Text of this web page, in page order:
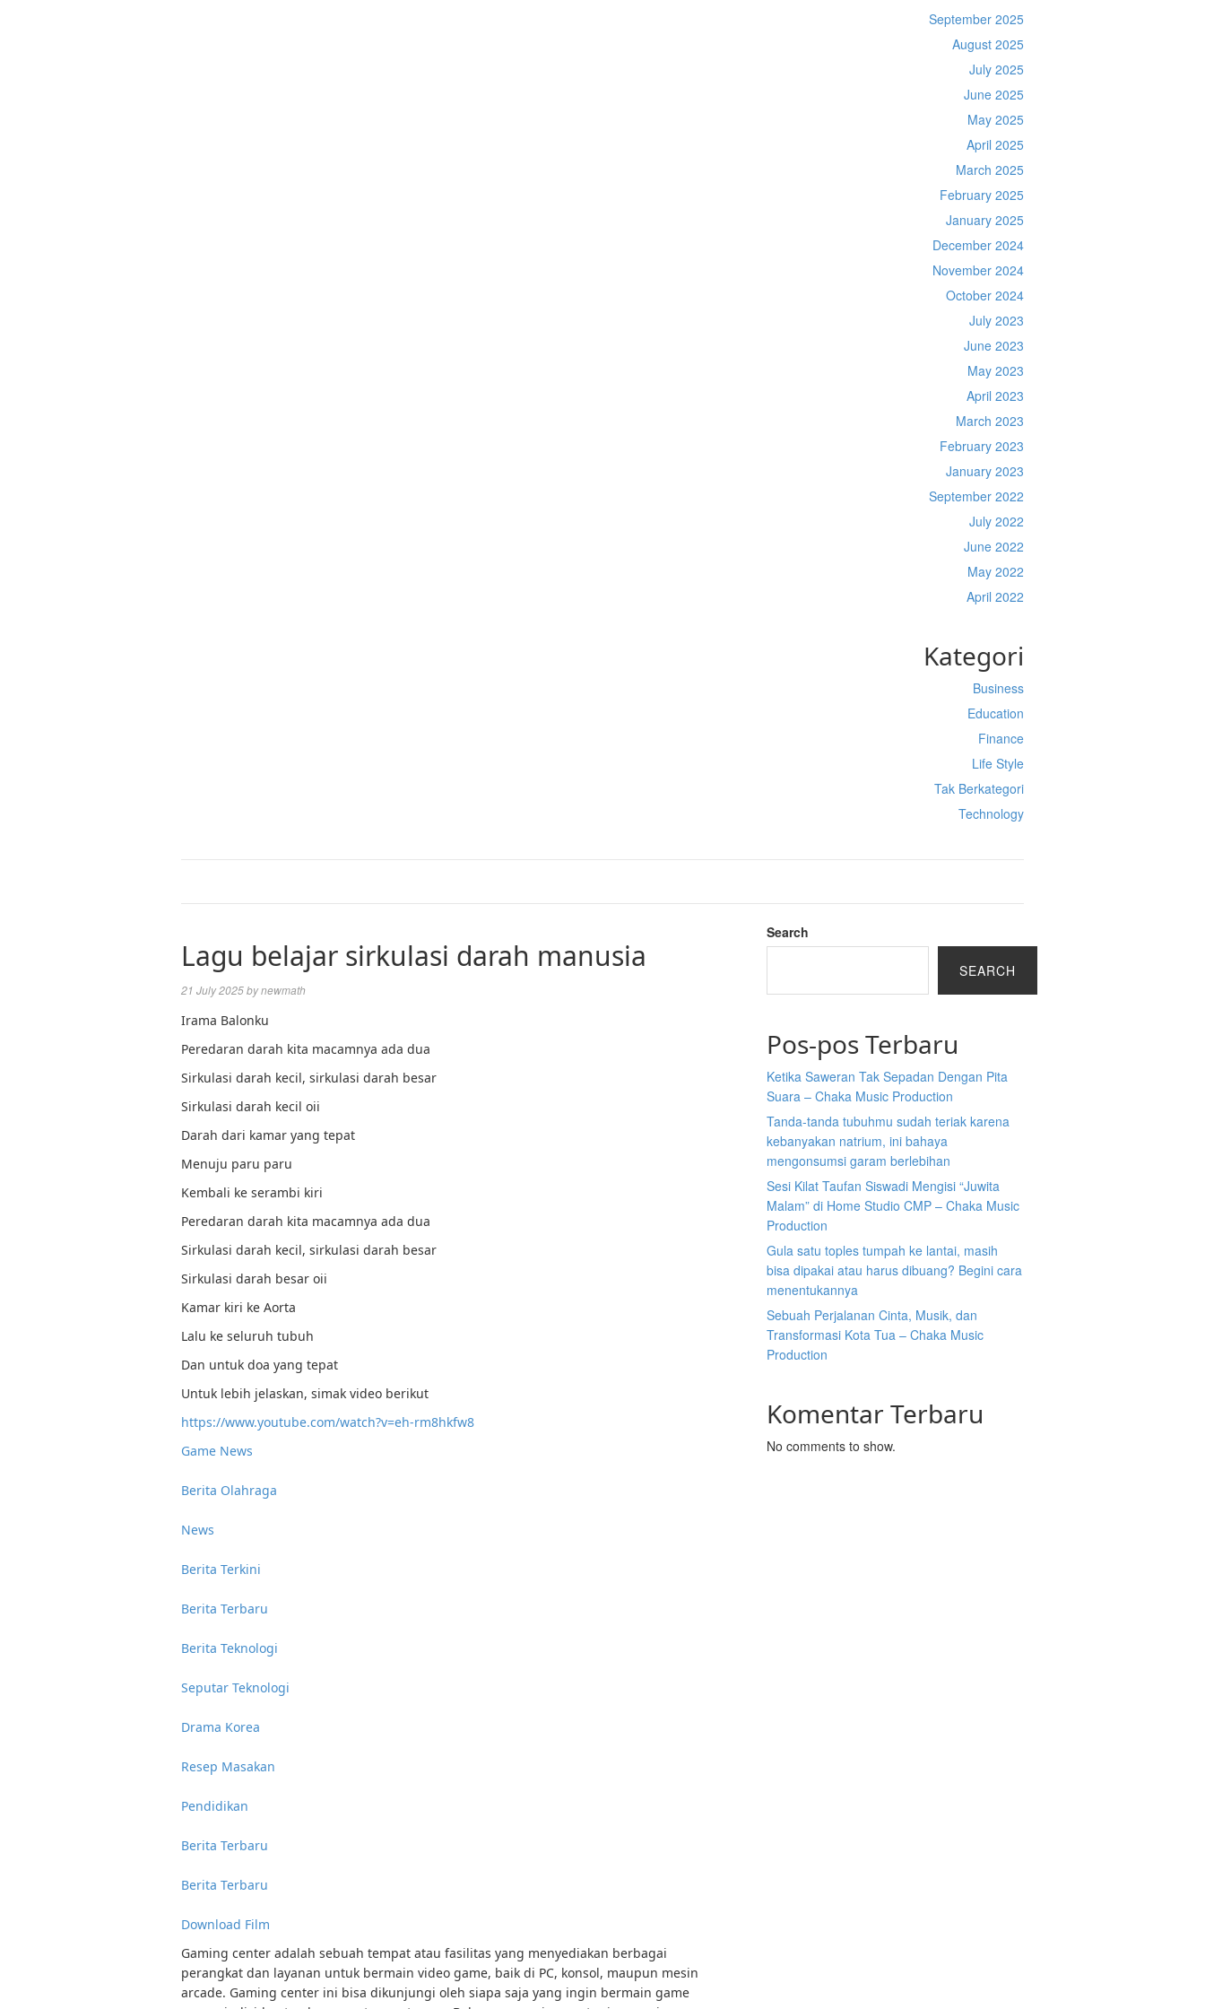
September 2025
August 2025
July 2025
June 2025
May 2025
April 2025
March 2025
February 2025
January 2025
December 2024
November 2024
October 2024
July 2023
June 2023
May 2023
April 2023
March 2023
February 2023
January 2023
September 2022
July 2022
June 2022
May 2022
April 2022
Kategori
Business
Education
Finance
Life Style
Tak Berkategori
Technology
Lagu belajar sirkulasi darah manusia
21 July 2025bynewmath
Irama Balonku
Peredaran darah kita macamnya ada dua
Sirkulasi darah kecil, sirkulasi darah besar
Sirkulasi darah kecil oii
Darah dari kamar yang tepat
Menuju paru paru
Kembali ke serambi kiri
Peredaran darah kita macamnya ada dua
Sirkulasi darah kecil, sirkulasi darah besar
Sirkulasi darah besar oii
Kamar kiri ke Aorta
Lalu ke seluruh tubuh
Dan untuk doa yang tepat
Untuk lebih jelaskan, simak video berikut
https://www.youtube.com/watch?v=eh-rm8hkfw8
Game News
Berita Olahraga
News
Berita Terkini
Berita Terbaru
Berita Teknologi
Seputar Teknologi
Drama Korea
Resep Masakan
Pendidikan
Berita Terbaru
Berita Terbaru
Download Film
Gaming center adalah sebuah tempat atau fasilitas yang menyediakan berbagai
perangkat dan layanan untuk bermain video game, baik di PC, konsol, maupun mesin
arcade. Gaming center ini bisa dikunjungi oleh siapa saja yang ingin bermain game
Search
SEARCH
Pos-pos Terbaru
Ketika Saweran Tak Sepadan Dengan Pita
Suara – Chaka Music Production
Tanda-tanda tubuhmu sudah teriak karena
kebanyakan natrium, ini bahaya
mengonsumsi garam berlebihan
Sesi Kilat Taufan Siswadi Mengisi “Juwita
Malam” di Home Studio CMP – Chaka Music
Production
Gula satu toples tumpah ke lantai, masih
bisa dipakai atau harus dibuang? Begini cara
menentukannya
Sebuah Perjalanan Cinta, Musik, dan
Transformasi Kota Tua – Chaka Music
Production
Komentar Terbaru
No comments to show.